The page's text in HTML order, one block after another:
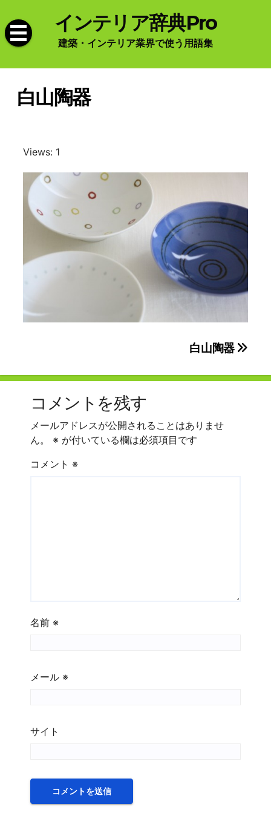
to
content
インテリア辞典Pro
建築・インテリア業界で使う用語集
白山陶器
Views: 1
稿
ナ
ビ
ゲ
ー
白山陶器
コメントを残す
メールアドレスが公開されることはありませ
ん。
※ が付いている欄は必須項目です
コメント ※
名前 ※
メール ※
サイト